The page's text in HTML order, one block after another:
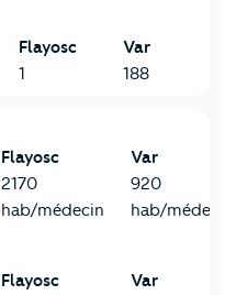
Flayosc
1
Var
188
Flayosc
2170
hab/médecin
Var
920
hab/médecin
Flayosc
Var